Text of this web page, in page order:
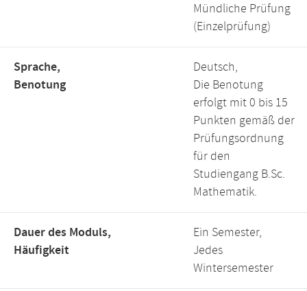
Mündliche Prüfung
(Einzelprüfung)
Sprache,
Benotung
Deutsch,
Die Benotung
erfolgt mit 0 bis 15
Punkten gemäß der
Prüfungsordnung
für den
Studiengang B.Sc.
Mathematik.
Dauer des Moduls,
Häufigkeit
Ein Semester,
Jedes
Wintersemester